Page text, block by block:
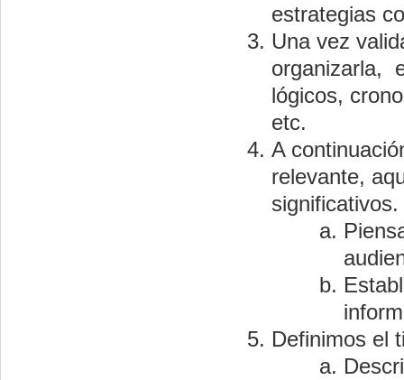
estrategias
Una vez
organizarla,
lógicos,
etc.
A
relevante,
significativos.
Definimos el